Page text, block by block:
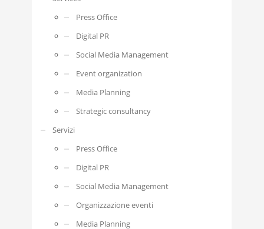
Press Office
Digital PR
Social Media Management
Event organization
Media Planning
Strategic consultancy
Servizi
Press Office
Digital PR
Social Media Management
Organizzazione eventi
Media Planning